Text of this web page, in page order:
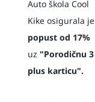
Auto škola Cool
Kike osigurala je
popust od 17%
uz "Porodičnu 3
plus karticu".